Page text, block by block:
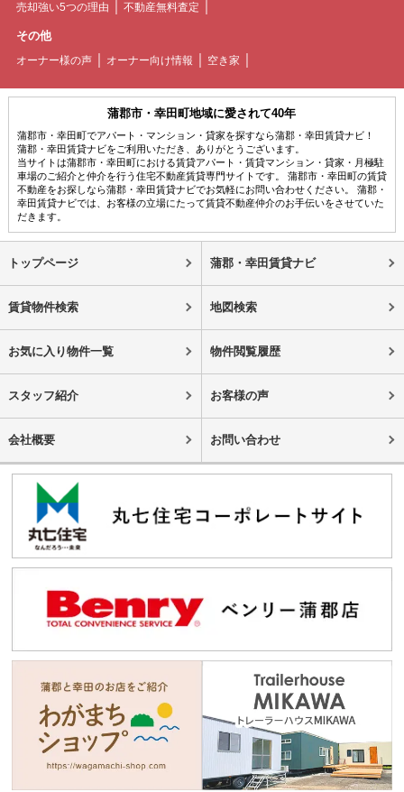
売却強い5つの理由 不動産無料査定
その他
オーナー様の声 オーナー向け情報 空き家
蒲郡市・幸田町地域に愛されて40年
蒲郡市・幸田町でアパート・マンション・貸家を探すなら蒲郡・幸田賃貸ナビ！
蒲郡・幸田賃貸ナビをご利用いただき、ありがとうございます。
当サイトは蒲郡市・幸田町における賃貸アパート・賃貸マンション・貸家・月極駐
車場のご紹介と仲介を行う住宅不動産賃貸専門サイトです。 蒲郡市・幸田町の賃貸
不動産をお探しなら蒲郡・幸田賃貸ナビでお気軽にお問い合わせください。 蒲郡・
幸田賃貸ナビでは、お客様の立場にたって賃貸不動産仲介のお手伝いをさせていた
だきます。
トップページ 蒲郡・幸田賃貸ナビ
賃貸物件検索 地図検索
お気に入り物件一覧 物件閲覧履歴
スタッフ紹介 お客様の声
会社概要 お問い合わせ